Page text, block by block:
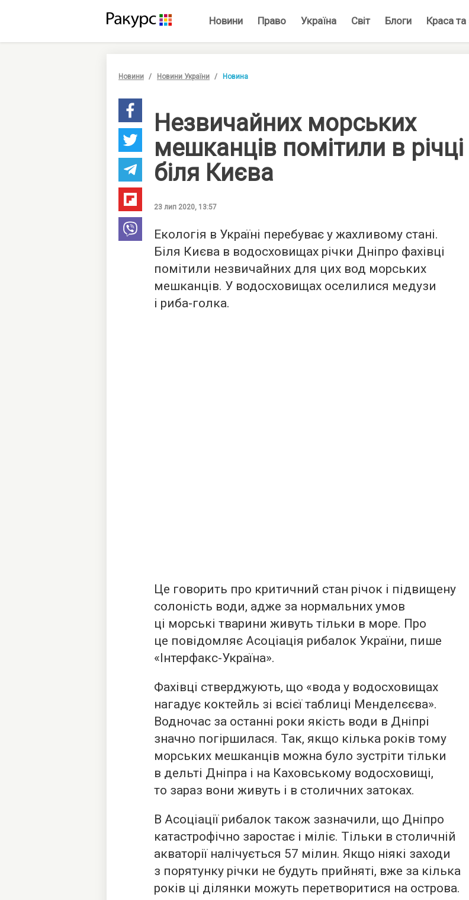
Новини Право Україна Світ Блоги Краса
Новини Новини України Новина
Незвичайних морських
мешканців помітили в річці
біля Києва
23 лип 2020, 13:57
Екологія в Україні перебуває у жахливому стані.
Біля Києва в водосховищах річки Дніпро фахівці
помітили незвичайних для цих вод морських
мешканців. У водосховищах оселилися медузи
і риба-голка.
Це говорить про критичний стан річок і підвищену
солоність води, адже за нормальних умов
ці морські тварини живуть тільки в море. Про
це повідомляє Асоціація рибалок України, пише
«Інтерфакс-Україна».
Фахівці стверджують, що «вода у водосховищах
нагадує коктейль зі всієї таблиці Менделєєва».
Водночас за останні роки якість води в Дніпрі
значно погіршилася. Так, якщо кілька років тому
морських мешканців можна було зустріти тільки
в дельті Дніпра і на Каховському водосховищі,
то зараз вони живуть і в столичних затоках.
В Асоціації рибалок також зазначили, що Дніпро
катастрофічно заростає і міліє. Тільки в столичній
акваторії налічується 57 мілин. Якщо ніякі заходи
з порятунку річки не будуть прийняті, вже за кілька
років ці ділянки можуть перетворитися на острова.